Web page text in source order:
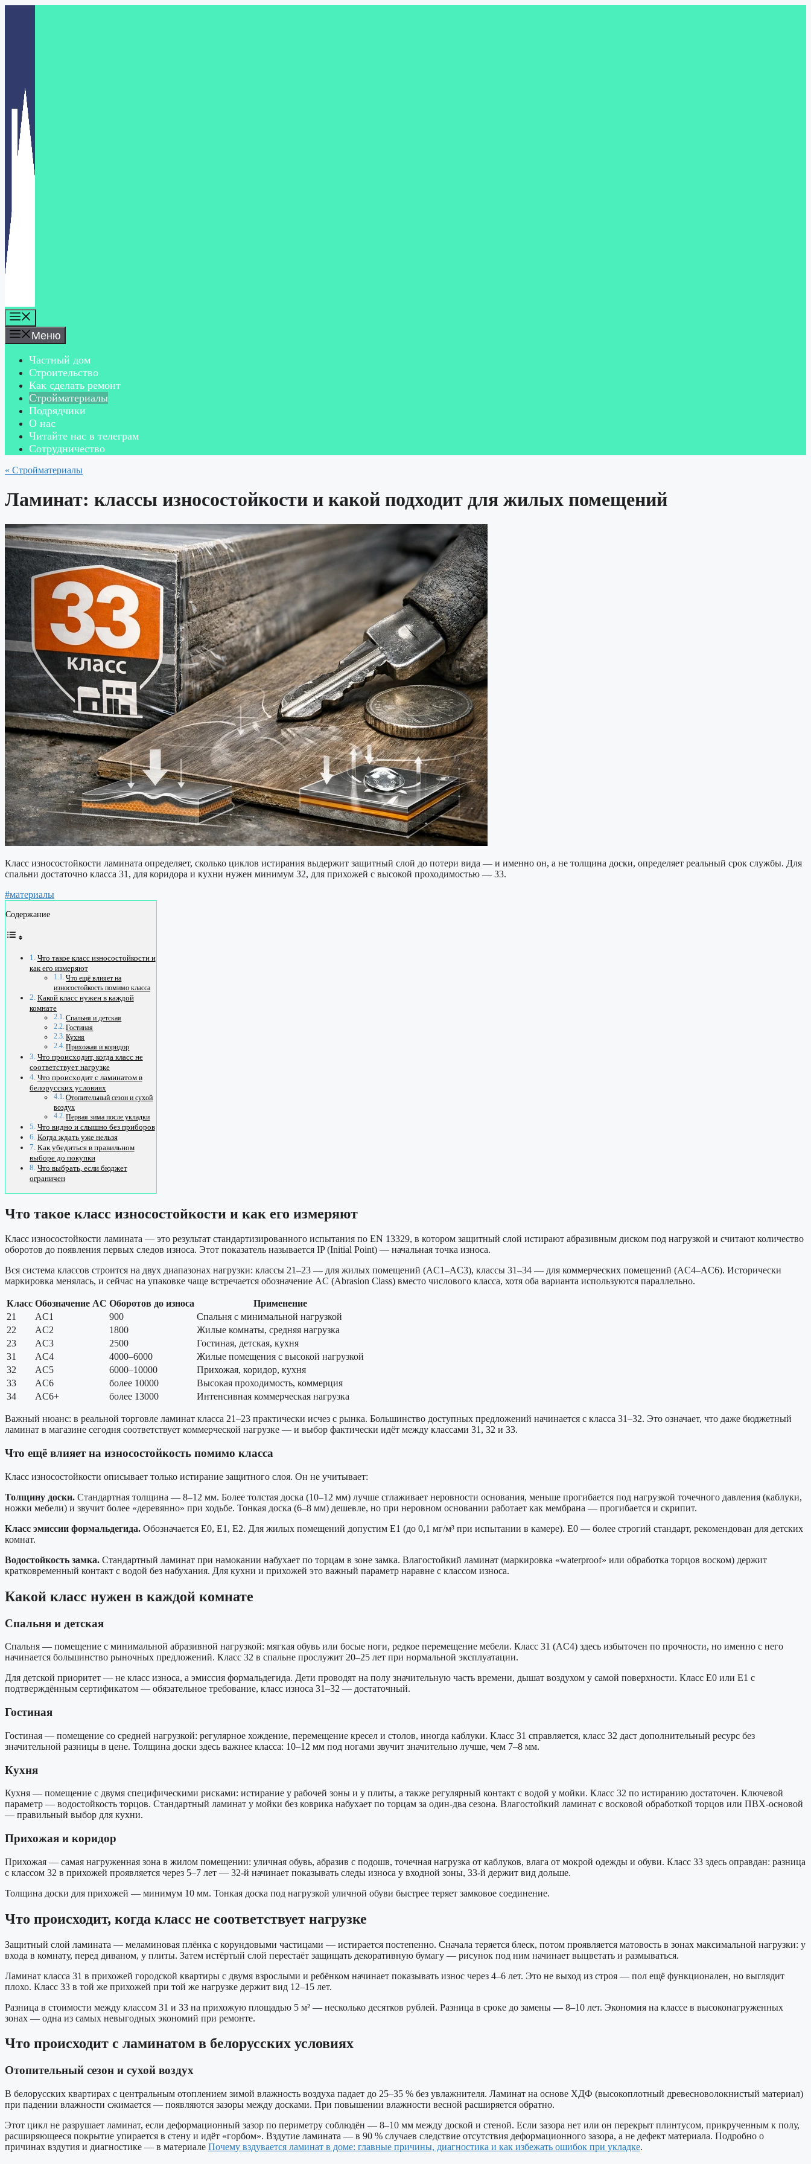
Меню
Частный дом
Строительство
Как сделать ремонт
Стройматериалы
Подрядчики
О нас
Читайте нас в телеграм
Сотрудничество
« Стройматериалы
Ламинат: классы износостойкости и какой подходит для жилых помещений
Класс износостойкости ламината определяет, сколько циклов истирания выдержит защитный слой до потери вида — и именно он, а не толщина доски, определяет реальный срок службы. Для
спальни достаточно класса 31, для коридора и кухни нужен минимум 32, для прихожей с высокой проходимостью — 33.
#материалы
Содержание
Что такое класс износостойкости и
как его измеряют
Что ещё влияет на
износостойкость помимо класса
Какой класс нужен в каждой
комнате
Спальня и детская
Гостиная
Кухня
Прихожая и коридор
Что происходит, когда класс не
соответствует нагрузке
Что происходит с ламинатом в
белорусских условиях
Отопительный сезон и сухой
воздух
Первая зима после укладки
Что видно и слышно без приборов
Когда ждать уже нельзя
Как убедиться в правильном
выборе до покупки
Что выбрать, если бюджет
ограничен
Что такое класс износостойкости и как его измеряют
Класс износостойкости ламината — это результат стандартизированного испытания по EN 13329, в котором защитный слой истирают абразивным диском под нагрузкой и считают количество
оборотов до появления первых следов износа. Этот показатель называется IP (Initial Point) — начальная точка износа.
Вся система классов строится на двух диапазонах нагрузки: классы 21–23 — для жилых помещений (AC1–AC3), классы 31–34 — для коммерческих помещений (AC4–AC6). Исторически
маркировка менялась, и сейчас на упаковке чаще встречается обозначение AC (Abrasion Class) вместо числового класса, хотя оба варианта используются параллельно.
Класс Обозначение AC Оборотов до износа
Применение
21
AC1 900
Спальня с минимальной нагрузкой
22
AC2 1800
Жилые комнаты, средняя нагрузка
23
AC3 2500
Гостиная, детская, кухня
31
AC4 4000–6000
Жилые помещения с высокой нагрузкой
32
AC5 6000–10000
Прихожая, коридор, кухня
33
AC6 более 10000
Высокая проходимость, коммерция
34
AC6+ более 13000 Интенсивная коммерческая нагрузка
Важный нюанс: в реальной торговле ламинат класса 21–23 практически исчез с рынка. Большинство доступных предложений начинается с класса 31–32. Это означает, что даже бюджетный
ламинат в магазине сегодня соответствует коммерческой нагрузке — и выбор фактически идёт между классами 31, 32 и 33.
Что ещё влияет на износостойкость помимо класса
Класс износостойкости описывает только истирание защитного слоя. Он не учитывает:
Толщину доски. Стандартная толщина — 8–12 мм. Более толстая доска (10–12 мм) лучше сглаживает неровности основания, меньше прогибается под нагрузкой точечного давления (каблуки,
ножки мебели) и звучит более «деревянно» при ходьбе. Тонкая доска (6–8 мм) дешевле, но при неровном основании работает как мембрана — прогибается и скрипит.
Класс эмиссии формальдегида. Обозначается E0, E1, E2. Для жилых помещений допустим E1 (до 0,1 мг/м³ при испытании в камере). E0 — более строгий стандарт, рекомендован для детских
комнат.
Водостойкость замка. Стандартный ламинат при намокании набухает по торцам в зоне замка. Влагостойкий ламинат (маркировка «waterproof» или обработка торцов воском) держит
кратковременный контакт с водой без набухания. Для кухни и прихожей это важный параметр наравне с классом износа.
Какой класс нужен в каждой комнате
Спальня и детская
Спальня — помещение с минимальной абразивной нагрузкой: мягкая обувь или босые ноги, редкое перемещение мебели. Класс 31 (AC4) здесь избыточен по прочности, но именно с него
начинается большинство рыночных предложений. Класс 32 в спальне прослужит 20–25 лет при нормальной эксплуатации.
Для детской приоритет — не класс износа, а эмиссия формальдегида. Дети проводят на полу значительную часть времени, дышат воздухом у самой поверхности. Класс E0 или E1 с
подтверждённым сертификатом — обязательное требование, класс износа 31–32 — достаточный.
Гостиная
Гостиная — помещение со средней нагрузкой: регулярное хождение, перемещение кресел и столов, иногда каблуки. Класс 31 справляется, класс 32 даст дополнительный ресурс без
значительной разницы в цене. Толщина доски здесь важнее класса: 10–12 мм под ногами звучит значительно лучше, чем 7–8 мм.
Кухня
Кухня — помещение с двумя специфическими рисками: истирание у рабочей зоны и у плиты, а также регулярный контакт с водой у мойки. Класс 32 по истиранию достаточен. Ключевой
параметр — водостойкость торцов. Стандартный ламинат у мойки без коврика набухает по торцам за один-два сезона. Влагостойкий ламинат с восковой обработкой торцов или ПВХ-основой
— правильный выбор для кухни.
Прихожая и коридор
Прихожая — самая нагруженная зона в жилом помещении: уличная обувь, абразив с подошв, точечная нагрузка от каблуков, влага от мокрой одежды и обуви. Класс 33 здесь оправдан: разница
с классом 32 в прихожей проявляется через 5–7 лет — 32-й начинает показывать следы износа у входной зоны, 33-й держит вид дольше.
Толщина доски для прихожей — минимум 10 мм. Тонкая доска под нагрузкой уличной обуви быстрее теряет замковое соединение.
Что происходит, когда класс не соответствует нагрузке
Защитный слой ламината — меламиновая плёнка с корундовыми частицами — истирается постепенно. Сначала теряется блеск, потом проявляется матовость в зонах максимальной нагрузки: у
входа в комнату, перед диваном, у плиты. Затем истёртый слой перестаёт защищать декоративную бумагу — рисунок под ним начинает выцветать и размываться.
Ламинат класса 31 в прихожей городской квартиры с двумя взрослыми и ребёнком начинает показывать износ через 4–6 лет. Это не выход из строя — пол ещё функционален, но выглядит
плохо. Класс 33 в той же прихожей при той же нагрузке держит вид 12–15 лет.
Разница в стоимости между классом 31 и 33 на прихожую площадью 5 м² — несколько десятков рублей. Разница в сроке до замены — 8–10 лет. Экономия на классе в высоконагруженных
зонах — одна из самых невыгодных экономий при ремонте.
Что происходит с ламинатом в белорусских условиях
Отопительный сезон и сухой воздух
В белорусских квартирах с центральным отоплением зимой влажность воздуха падает до 25–35 % без увлажнителя. Ламинат на основе ХДФ (высокоплотный древесноволокнистый материал)
при падении влажности сжимается — появляются зазоры между досками. При повышении влажности весной расширяется обратно.
Этот цикл не разрушает ламинат, если деформационный зазор по периметру соблюдён — 8–10 мм между доской и стеной. Если зазора нет или он перекрыт плинтусом, прикрученным к полу,
расширяющееся покрытие упирается в стену и идёт «горбом». Вздутие ламината — в 90 % случаев следствие отсутствия деформационного зазора, а не дефект материала. Подробно о
причинах вздутия и диагностике — в материале Почему вздувается ламинат в доме: главные причины, диагностика и как избежать ошибок при укладке.